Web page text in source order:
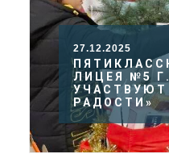
27.12.2025
ЛИЦЕЯ №5
УЧАСТВУЮТ
РАДОСТИ»